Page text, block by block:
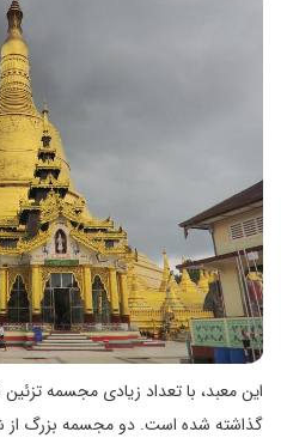
این معبد، با تعداد زیادی مجسمه
گذاشته شده است. دو مجسمه بزرگ از